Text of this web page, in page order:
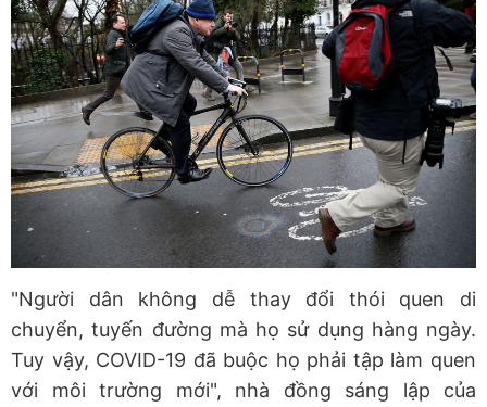
"Người dân không dễ thay đổi thói quen di
chuyển, tuyến đường mà họ sử dụng hàng ngày.
Tuy vậy, COVID-19 đã buộc họ phải tập làm quen
với môi trường mới", nhà đồng sáng lập của